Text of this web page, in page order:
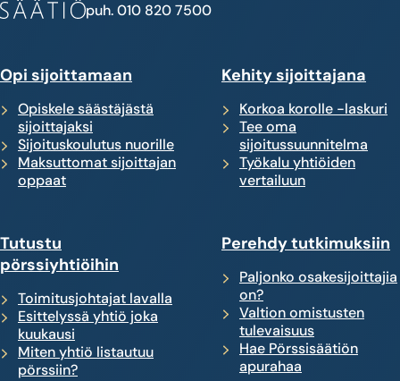
puh. 010 820 7500
Opi sijoittamaan
Opiskele säästäjästä
sijoittajaksi
Sijoituskoulutus nuorille
Maksuttomat sijoittajan
oppaat
Kehity sijoittajana
Korkoa korolle -laskuri
Tee oma
sijoitussuunnitelma
Työkalu yhtiöiden
vertailuun
Tutustu
pörssiyhtiöihin
Toimitusjohtajat lavalla
Esittelyssä yhtiö joka
kuukausi
Miten yhtiö listautuu
pörssiin?
Perehdy tutkimuksiin
Paljonko osakesijoittajia
on?
Valtion omistusten
tulevaisuus
Hae Pörssisäätiön
apurahaa